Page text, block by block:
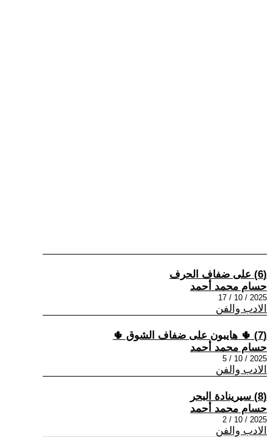
(6) على ضفاف الحرف
حسام محمد أحمد
2025 / 10 / 17
الادب والفن
(7) 🌵 هايبون على ضفاف الشوق 🌵
حسام محمد أحمد
2025 / 10 / 5
الادب والفن
(8) سيرينادة البحر
حسام محمد أحمد
2025 / 10 / 2
الادب والفن